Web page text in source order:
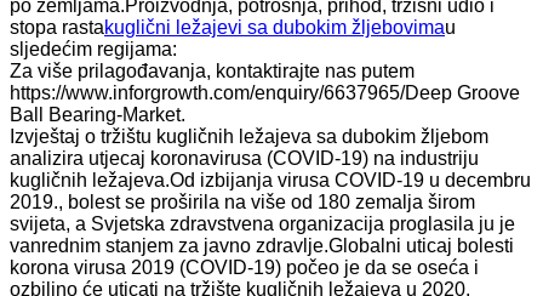
po zemljama.Proizvodnja, potrošnja, prihod, tržišni udio i
stopa rastakuglični ležajevi sa dubokim žljebovimau
sljedećim regijama:
Za više prilagođavanja, kontaktirajte nas putem
https://www.inforgrowth.com/enquiry/6637965/Deep Groove
Ball Bearing-Market.
Izvještaj o tržištu kugličnih ležajeva sa dubokim žljebom
analizira utjecaj koronavirusa (COVID-19) na industriju
kugličnih ležajeva.Od izbijanja virusa COVID-19 u decembru
2019., bolest se proširila na više od 180 zemalja širom
svijeta, a Svjetska zdravstvena organizacija proglasila ju je
vanrednim stanjem za javno zdravlje.Globalni uticaj bolesti
korona virusa 2019 (COVID-19) počeo je da se oseća i
ozbiljno će uticati na tržište kugličnih ležajeva u 2020.